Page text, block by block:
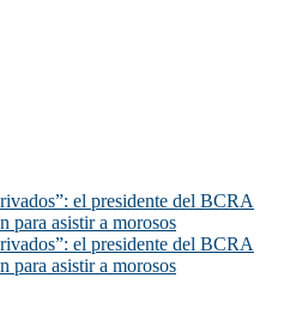
el presidente del BCRA
para asistir a morosos
el presidente del BCRA
para asistir a morosos